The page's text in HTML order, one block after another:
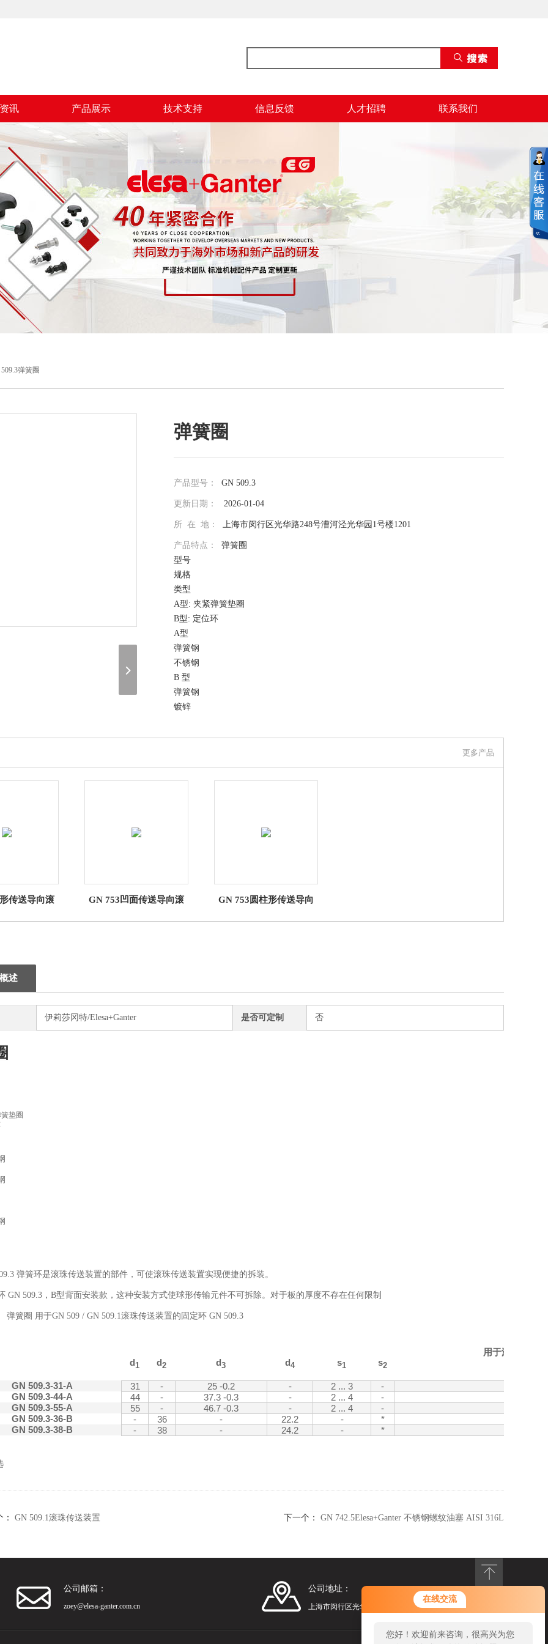
在线交流
您好！欢迎前来咨询，很高兴为您
讯 产品展示 技术支持 信息反馈 人才招聘 联系我们
弹簧圈
弹簧圈
产品型号： GN 509.3
更新日期： 2026-01-04
所 在 地： 上海市闵行区光华路248号漕河泾光华园1号楼1201
产品特点： 弹簧圈
型号
规格
类型
A型: 夹紧弹簧垫圈
B型: 定位环
A型
弹簧钢
不锈钢
B 型
弹簧钢
镀锌
在线询价 联系我们
更多产品
传送导向滚
GN 753凹面传送导向滚
GN 753圆柱形传送导向
述
伊莉莎冈特/Elesa+Ganter 是否可定制 否
垫圈
弹簧环是滚珠传送装置的部件，可使滚珠传送装置实现便捷的拆装。
GN 509.3，B型背面安装款，这种安装方式使球形传输元件不可拆除。对于板的厚度不存在任何限制
d1 d2 d3 d4 s1 s2
用于滚珠传送
GN 509.3-31-A
31 - 25 -0.2 - 2 ... 3 -
GN 509.3-44-A
44 - 37.3 -0.3 - 2 ... 4 -
GN 509.3-55-A
55 - 46.7 -0.3 - 2 ... 4 -
GN 509.3-36-B
- 36 - 22.2 - *
GN 509.3-38-B
- 38 - 24.2 - *
GN 509.1滚珠传送装置 下一个： GN 742.5Elesa+Ganter 不锈钢螺纹油塞 AISI 316L
公司邮箱：
zoey@elesa-ganter.com.cn
公司地址：
上海市闵行区光华路248号漕河泾光华园1号楼1201